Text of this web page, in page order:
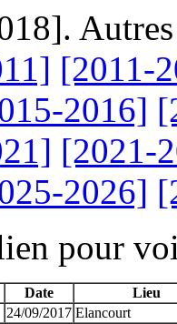
[2011-
2016]
[2021-
2026]
pour
Date
Lieu
24/09/2017 Elancourt